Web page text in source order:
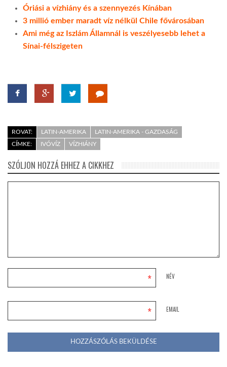
Óriási a vízhiány és a szennyezés Kínában
3 millió ember maradt víz nélkül Chile fővárosában
Ami még az Iszlám Államnál is veszélyesebb lehet a
Sínai-félszigeten
ROVAT: LATIN-AMERIKA
LATIN-AMERIKA - GAZDASÁG
CÍMKE:
IVÓVÍZ VÍZHIÁNY
SZÓLJON HOZZÁ EHHEZ A CIKKHEZ
NÉV
*
EMAIL
*